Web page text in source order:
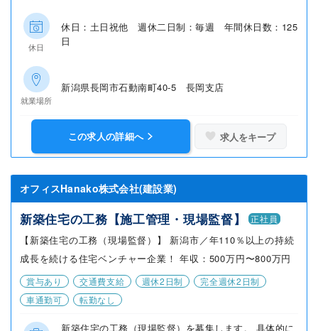
休日
休日：土日祝他 週休二日制：毎週 年間休日数：125
日
就業場所
新潟県長岡市石動南町40-5 長岡支店
この求人の詳細へ 求人をキープ
オフィスHanako株式会社(建設業)
新築住宅の工務【施工管理・現場監督】 正社員
【新築住宅の工務（現場監督）】 新潟市／年110％以上の持続
成長を続ける住宅ベンチャー企業！ 年収：500万円〜800万円
賞与あり 交通費支給 週休2日制
完全週休2日制
車通勤可
転勤なし
新築住宅の工務（現場監督）を募集します。 具体的に